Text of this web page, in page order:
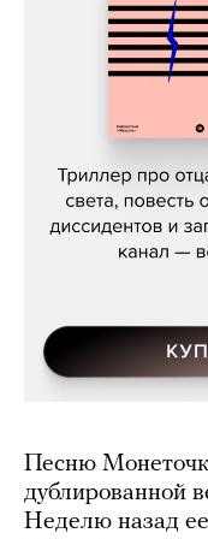
Даниил
Песню
дублированной
Неделю назад